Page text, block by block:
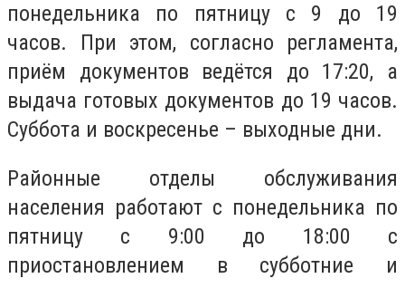
понедельника по пятницу с 9 до 19
часов. При этом, согласно регламента,
приём документов ведётся до 17:20, а
выдача готовых документов до 19 часов.
Суббота и воскресенье – выходные дни.
Районные отделы обслуживания
населения работают с понедельника по
пятницу с 9:00 до 18:00 с
приостановлением в субботние и